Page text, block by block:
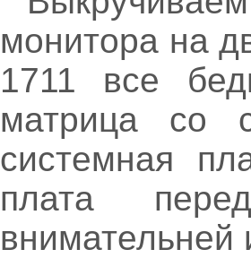
монитора на
1711 все
матрица со
системная
плата
внимательней